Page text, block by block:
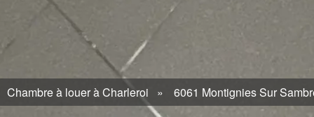
Chambre à louer à Charleroi 6061 Montignies Sur